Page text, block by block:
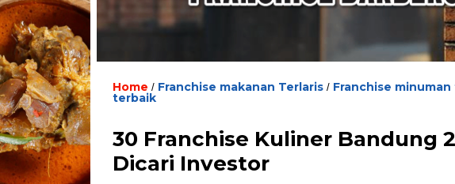
Home / Franchise makanan Terlaris / Franchise
terbaik
30 Franchise Kuliner Bandung
Dicari Investor